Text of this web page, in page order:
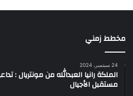
مخطط زمني
24 سبتمبر، 2024
الملكة رانيا العبدالله من مونتريال :
مستقبل الأجيال